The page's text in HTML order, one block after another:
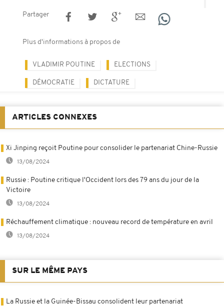
Partager
Plus d'informations à propos de
VLADIMIR POUTINE ELECTIONS
DÉMOCRATIE DICTATURE
ARTICLES CONNEXES
Xi Jinping reçoit Poutine pour consolider le partenariat Chine-Russie
13/08/2024
Russie : Poutine critique l'Occident lors des 79 ans du jour de la
Victoire
13/08/2024
Réchauffement climatique : nouveau record de température en avril
13/08/2024
SUR LE MÊME PAYS
La Russie et la Guinée-Bissau consolident leur partenariat